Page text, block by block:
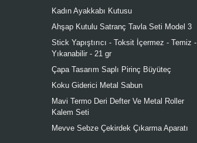
Kadın Ayakkabı Kutusu
Ahşap Kutulu Satranç Tavla Seti Model 3
Stick Yapıştırıcı - Toksit İçermez - Temiz -
Yıkanabilir - 21 gr
Çapa Tasarım Saplı Pirinç Büyüteç
Koku Giderici Metal Sabun
Mavi Termo Deri Defter Ve Metal Roller
Kalem Seti
Mevve Sebze Çekirdek Çıkarma Aparatı